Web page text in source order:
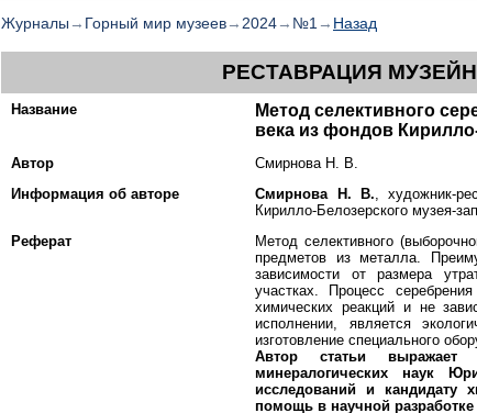
Журналы → Горный мир музеев→ 2024→ №1 → Назад
РЕСТАВРАЦИЯ
Название
Метод селективного
века из фондов
Автор
Смирнова Н. В.
Информация об авторе
Смирнова Н. В. , художник-
Кирилло-Белозерского музея-
Реферат
Метод селективного
предметов из металла.
зависимости от размера
участках. Процесс
химических реакций и не
исполнении, является
изготовление специального
Автор статьи выражает
минералогических наук
исследований и кандидату
помощьв научной